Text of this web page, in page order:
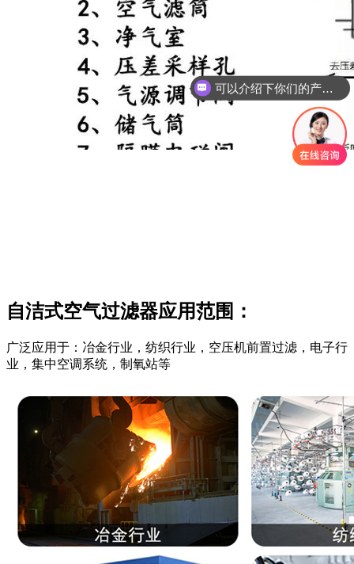
自洁式空气过滤器应用范围：
广泛应用于：冶金行业，纺织行业，空压机前置过滤，电子行
业，集中空调系统，制氧站等
可以介绍下你们的产品么